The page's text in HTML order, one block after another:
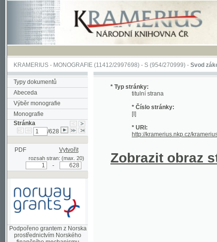
KRAMERIUS-MONOGRAFIE(11412/2997698) -S (954/270999)-Svod zákonův
Typy dokumentů
Abeceda
Výběr monografie
Monografie
Stránka
/628
PDF Vytvořit
rozsah stran: (max. 20)
Podpořeno grantem z Norska
prostřednictvím Norského
* Typ stránky:
titulní strana
* Číslo stránky:
* URI: